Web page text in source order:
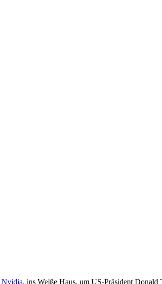
Nvidia, ins Weiße Haus, um US-Präsident